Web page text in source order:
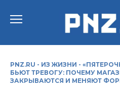
PNZ.RU - ИЗ ЖИЗНИ -
БЬЮТ ТРЕВОГУ: ПОЧЕМУ
ЗАКРЫВАЮТСЯ И МЕНЯЮТ